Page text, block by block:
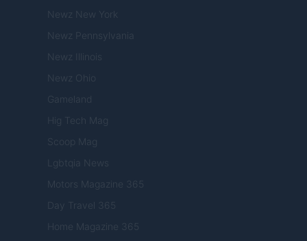
Newz New York
Newz Pennsylvania
Newz Illinois
Newz Ohio
Gameland
Hig Tech Mag
Scoop Mag
Lgbtqia News
Motors Magazine 365
Day Travel 365
Home Magazine 365